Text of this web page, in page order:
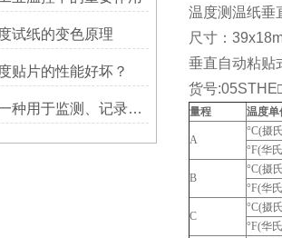
试纸的变色原理
贴片的性能好坏？
温度贴片是一种用于监测、记录或指示温度变化的工具
温度测温纸垂
尺寸：
垂直自动粘贴
货号
量程 温度单
A
°C(摄
°F(华
B
°C(摄
°F(华
C
°C(摄
°F(华